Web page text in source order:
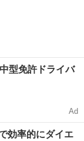
型免許ドライバ
Ad
効率的にダイエ